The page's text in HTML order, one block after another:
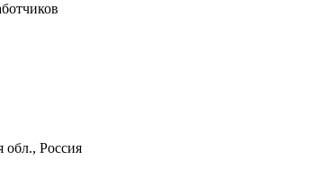
Россия